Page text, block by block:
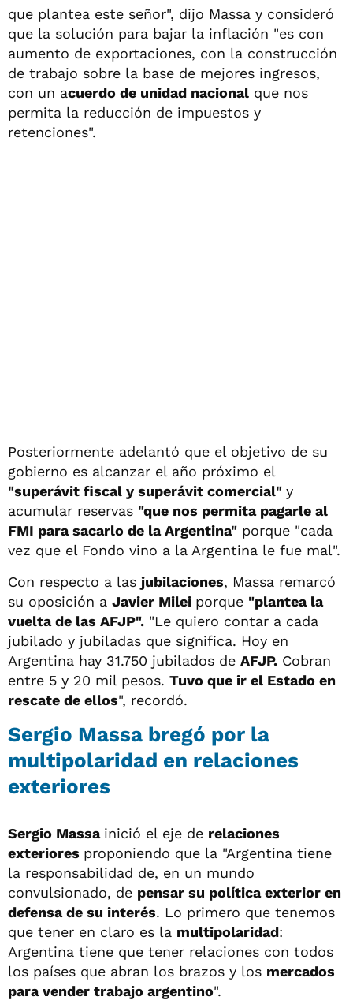
que plantea este señor", dijo Massa y consideró
que la solución para bajar la inflación "es con
aumento de exportaciones, con la construcción
de trabajo sobre la base de mejores ingresos,
con un acuerdo de unidad nacional que nos
permita la reducción de impuestos y
retenciones".
Posteriormente adelantó que el objetivo de su
gobierno es alcanzar el año próximo el
"superávit fiscal y superávit comercial" y
acumular reservas "que nos permita pagarle al
FMI para sacarlo de la Argentina" porque "cada
vez que el Fondo vino a la Argentina le fue mal".
Con respecto a las jubilaciones, Massa remarcó
su oposición a Javier Milei porque "plantea la
vuelta de las AFJP". "Le quiero contar a cada
jubilado y jubiladas que significa. Hoy en
Argentina hay 31.750 jubilados de AFJP. Cobran
entre 5 y 20 mil pesos. Tuvo que ir el Estado en
rescate de ellos", recordó.
Sergio Massa bregó por la
multipolaridad en relaciones
exteriores
Sergio Massa inició el eje de relaciones
exteriores proponiendo que la "Argentina tiene
la responsabilidad de, en un mundo
convulsionado, de pensar su política exterior en
defensa de su interés. Lo primero que tenemos
que tener en claro es la multipolaridad:
Argentina tiene que tener relaciones con todos
los países que abran los brazos y los mercados
para vender trabajo argentino".